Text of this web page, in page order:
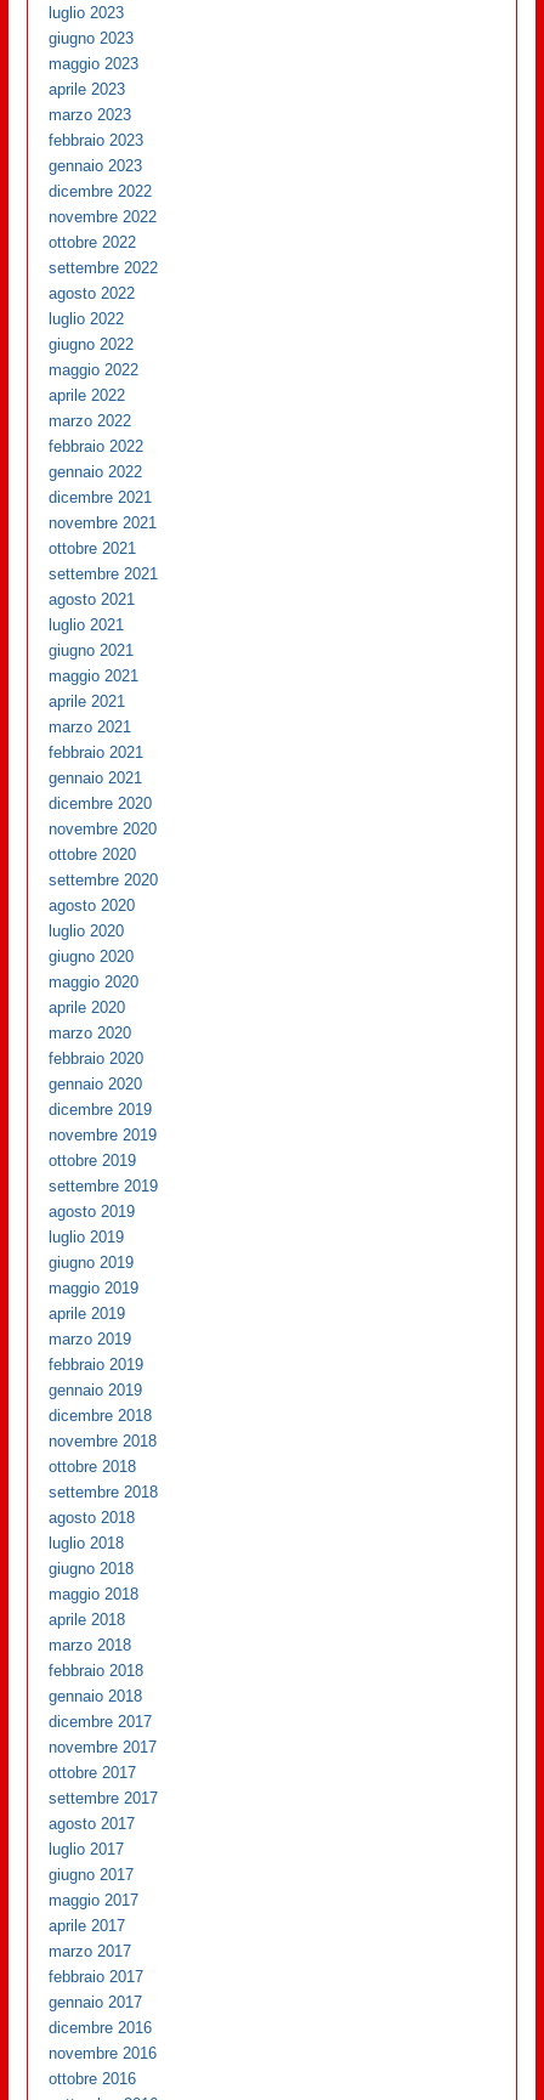
luglio 2023
giugno 2023
maggio 2023
aprile 2023
marzo 2023
febbraio 2023
gennaio 2023
dicembre 2022
novembre 2022
ottobre 2022
settembre 2022
agosto 2022
luglio 2022
giugno 2022
maggio 2022
aprile 2022
marzo 2022
febbraio 2022
gennaio 2022
dicembre 2021
novembre 2021
ottobre 2021
settembre 2021
agosto 2021
luglio 2021
giugno 2021
maggio 2021
aprile 2021
marzo 2021
febbraio 2021
gennaio 2021
dicembre 2020
novembre 2020
ottobre 2020
settembre 2020
agosto 2020
luglio 2020
giugno 2020
maggio 2020
aprile 2020
marzo 2020
febbraio 2020
gennaio 2020
dicembre 2019
novembre 2019
ottobre 2019
settembre 2019
agosto 2019
luglio 2019
giugno 2019
maggio 2019
aprile 2019
marzo 2019
febbraio 2019
gennaio 2019
dicembre 2018
novembre 2018
ottobre 2018
settembre 2018
agosto 2018
luglio 2018
giugno 2018
maggio 2018
aprile 2018
marzo 2018
febbraio 2018
gennaio 2018
dicembre 2017
novembre 2017
ottobre 2017
settembre 2017
agosto 2017
luglio 2017
giugno 2017
maggio 2017
aprile 2017
marzo 2017
febbraio 2017
gennaio 2017
dicembre 2016
novembre 2016
ottobre 2016